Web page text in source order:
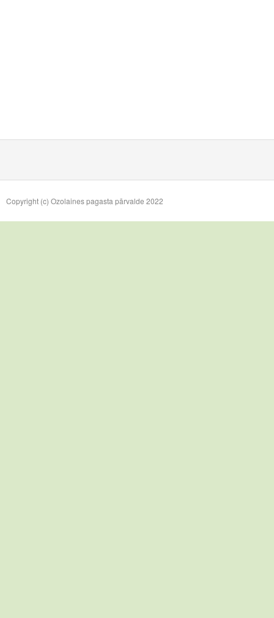
Copyright (c) Ozolaines pagasta pārvalde 2022